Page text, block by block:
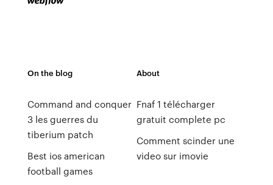
On the blog
Command and conquer
3 les guerres du
tiberium patch
Best ios american
football games
About
Fnaf 1 télécharger
gratuit complete pc
Comment scinder une
video sur imovie